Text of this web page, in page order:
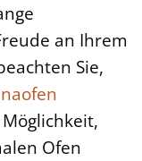
an Ihrem
Sie,
Ofen